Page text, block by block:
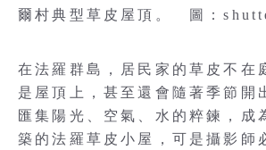
爾村典型草皮屋頂。 圖：
在法羅群島，居民家的草皮不在
是屋頂上，甚至還會隨著季節開
匯集陽光、空氣、水的粹鍊，成
築的法羅草皮小屋，可是攝影師